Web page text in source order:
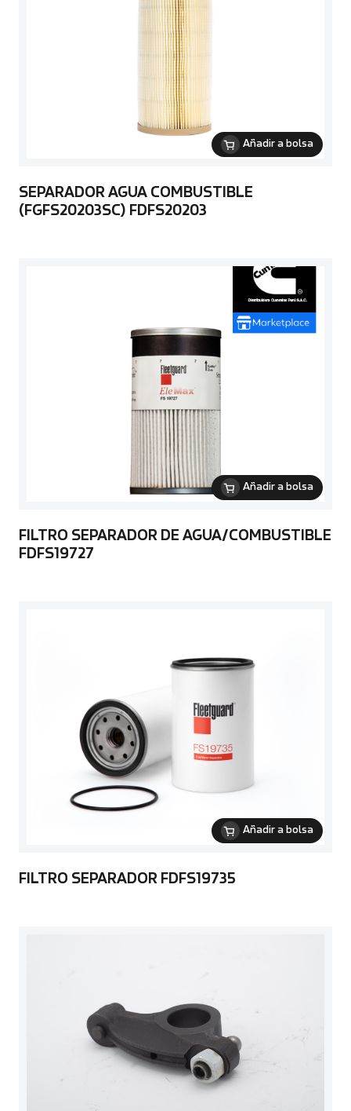
Añadir a bolsa
SEPARADOR AGUA COMBUSTIBLE
(FGFS20203SC) FDFS20203
Añadir a bolsa
FILTRO SEPARADOR DE AGUA/COMBUSTIBLE
FDFS19727
Añadir a bolsa
FILTRO SEPARADOR FDFS19735